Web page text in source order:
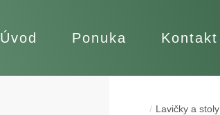
Úvod Ponuka Kontakt
Lavičky a stoly